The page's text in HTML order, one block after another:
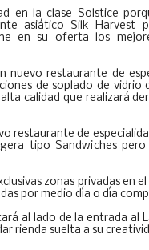
en la clase Solstice
asiático Silk Harvest
en su oferta los
nuevo restaurante de
de soplado de vidrio
calidad que realizará
restaurante de
tipo Sandwiches
zonas privadas en
por medio día o día
al lado de la entrada al
rienda suelta a su